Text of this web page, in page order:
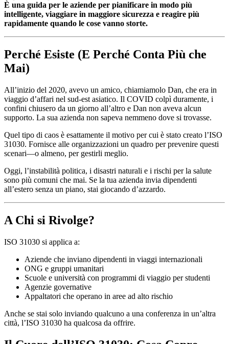
È una guida per le aziende per pianificare in modo più
intelligente, viaggiare in maggiore sicurezza e reagire più
rapidamente quando le cose vanno storte.
Perché Esiste (E Perché Conta Più che
Mai)
All’inizio del 2020, avevo un amico, chiamiamolo Dan, che era in
viaggio d’affari nel sud-est asiatico. Il COVID colpì duramente, i
confini chiusero da un giorno all’altro e Dan non aveva alcun
supporto. La sua azienda non sapeva nemmeno dove si trovasse.
Quel tipo di caos è esattamente il motivo per cui è stato creato l’ISO
31030. Fornisce alle organizzazioni un quadro per prevenire questi
scenari—o almeno, per gestirli meglio.
Oggi, l’instabilità politica, i disastri naturali e i rischi per la salute
sono più comuni che mai. Se la tua azienda invia dipendenti
all’estero senza un piano, stai giocando d’azzardo.
A Chi si Rivolge?
ISO 31030 si applica a:
Aziende che inviano dipendenti in viaggi internazionali
ONG e gruppi umanitari
Scuole e università con programmi di viaggio per studenti
Agenzie governative
Appaltatori che operano in aree ad alto rischio
Anche se stai solo inviando qualcuno a una conferenza in un’altra
città, l’ISO 31030 ha qualcosa da offrire.